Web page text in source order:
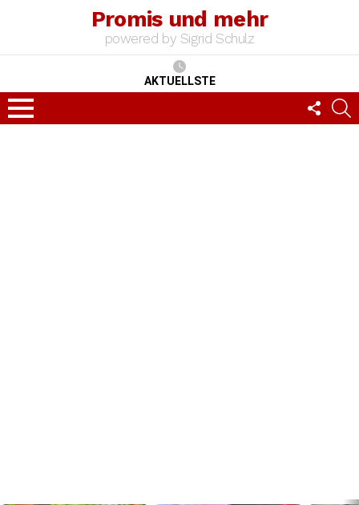
Promis und mehr
powered by Sigrid Schulz
AKTUELLSTE
Menu
US